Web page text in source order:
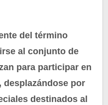
del término
al conjunto de
para participar en
desplazándose por
destinados al